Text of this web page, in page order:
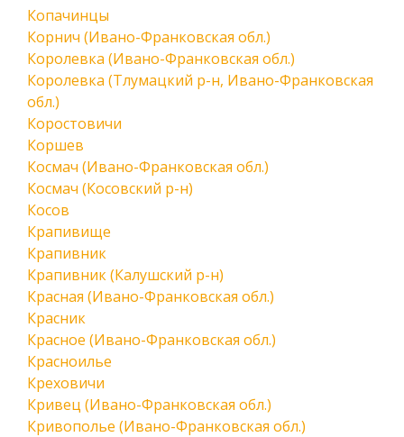
Копачинцы
Корнич (Ивано-Франковская обл.)
Королевка (Ивано-Франковская обл.)
Королевка (Тлумацкий р-н, Ивано-Франковская
обл.)
Коростовичи
Коршев
Космач (Ивано-Франковская обл.)
Космач (Косовский р-н)
Косов
Крапивище
Крапивник
Крапивник (Калушский р-н)
Красная (Ивано-Франковская обл.)
Красник
Красное (Ивано-Франковская обл.)
Красноилье
Креховичи
Кривец (Ивано-Франковская обл.)
Кривополье (Ивано-Франковская обл.)